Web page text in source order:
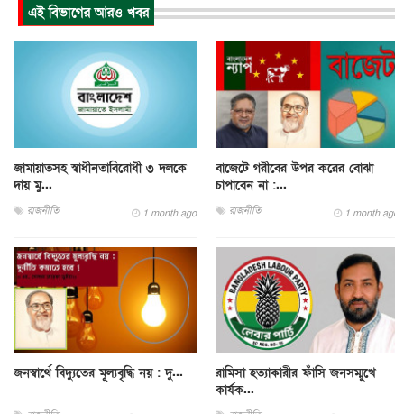
এই বিভাগের আরও খবর
জামায়াতসহ স্বাধীনতাবিরোধী ৩ দলকে
দায় মু...
রাজনীতি 1 month ago
বাজেটে গরীবের উপর করের বোঝা
চাপাবেন না :...
রাজনীতি 1 month ago
জনস্বার্থে বিদ্যুতের মূল্যবৃদ্ধি নয় : দু...
রামিসা হত্যাকারীর ফাঁসি জনসম্মুখে
কার্যক...